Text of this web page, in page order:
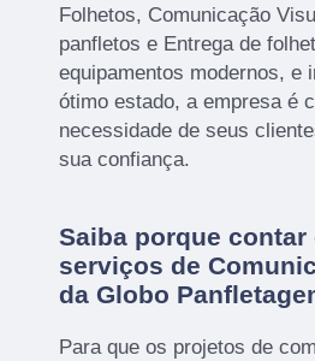
Folhetos, Comunicação
panfletos e Entrega de
equipamentos modernos, e
ótimo estado, a empresa é
necessidade de seus
sua confiança.
Saiba porque contar
serviços de
da Globo
Para que os projetos de